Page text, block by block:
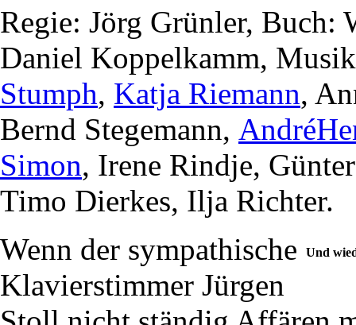
Regie: Jörg Grünler, Buch:
Daniel Koppelkamm,
Stumph, Katja Riemann,
Bernd Stegemann,
Simon, Irene Rindje,
Timo Dierkes, Ilja Richter.
Und
Wenn der sympathische
Klavierstimmer Jürgen